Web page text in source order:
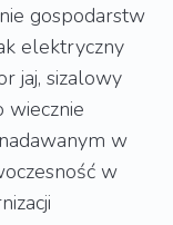
gospodarstw
elektryczny
jaj, sizalowy
wiecznie
w
w